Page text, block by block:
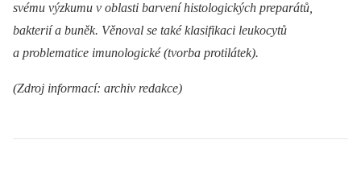
svému výzkumu v oblasti barvení histologických preparátů,
bakterií a buněk. Věnoval se také klasifikaci leukocytů
a problematice imunologické (tvorba protilátek).
(Zdroj informací: archiv redakce)